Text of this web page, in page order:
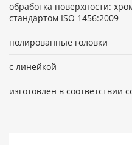
обработка поверхности:
стандартом ISO 1456:2009
полированные головки
с линейкой
изготовлен в соответствии